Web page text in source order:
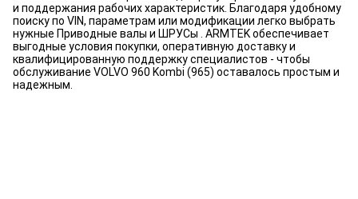
и поддержания рабочих характеристик. Благодаря удобному
поиску по VIN, параметрам или модификации легко выбрать
нужные Приводные валы и ШРУСы . ARMTEK обеспечивает
выгодные условия покупки, оперативную доставку и
квалифицированную поддержку специалистов - чтобы
обслуживание VOLVO 960 Kombi (965) оставалось простым и
надежным.